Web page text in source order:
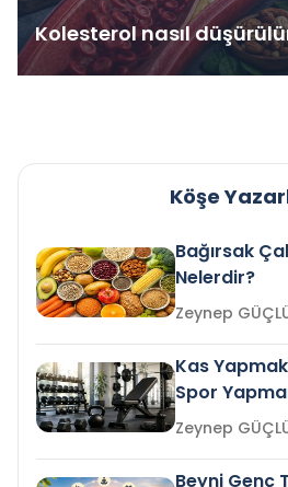
Kolesterol nasıl
Köşe
Bağırsak
Nelerdir?
Zeynep
Kas
Spor
Zeynep
Beyni Genç